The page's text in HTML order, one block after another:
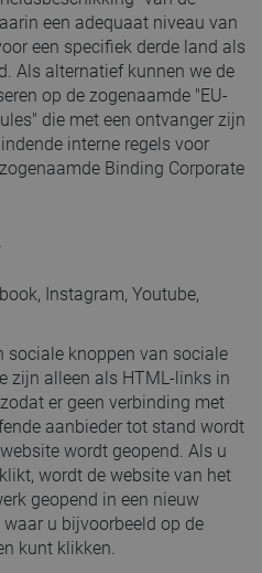
een adequaat niveau van
een specifiek derde land als
Als alternatief kunnen we de
op de zogenaamde "EU-
die met een ontvanger zijn
interne regels voor
Binding Corporate
Instagram, Youtube,
sociale knoppen van sociale
zijn alleen als HTML-links in
er geen verbinding met
aanbieder tot stand wordt
wordt geopend. Als u
wordt de website van het
geopend in een nieuw
u bijvoorbeeld op de
kunt klikken.